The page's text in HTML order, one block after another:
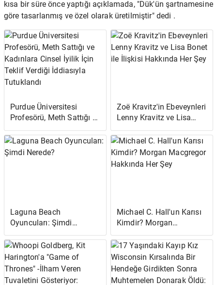
kısa bir süre önce yaptığı açıklamada, "Dük'ün şartnamesine
göre tasarlanmış ve özel olarak üretilmiştir" dedi .
Purdue Üniversitesi
Profesörü, Meth Sattığı ve
Kadınlara Cinsel İyilik İçin
Teklif Verdiği İddiasıyla
Tutuklandı
Zoë Kravitz'in Ebeveynleri
Lenny Kravitz ve Lisa
Bonet ile İlişkisi Hakkında
Her Şey
Laguna Beach
Oyuncuları: Şimdi
Nerede?
Michael C. Hall'un Karısı
Kimdir? Morgan
Macgregor Hakkında Her
Şey